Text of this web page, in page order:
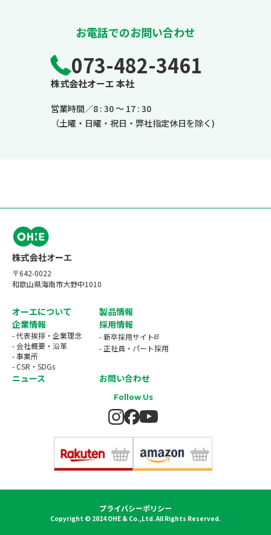
お電話でのお問い合わせ
073-482-3461
株式会社オーエ 本社
営業時間／8 : 30 ～ 17 : 30
（土曜・日曜・祝日・弊社指定休日を除く)
〒642-0022
和歌山県海南市大野中1010
オーエについて
製品情報
企業情報
- 代表挨拶・企業理念
- 会社概要・沿革
- 事業所
- CSR・SDGs
採用情報
- 新卒採用サイト
- 正社員・パート採用
ニュース お問い合わせ
Follow Us
Copyright © 2024 OHE & Co.,Ltd. All Rights Reserved.
プライバシーポリシー